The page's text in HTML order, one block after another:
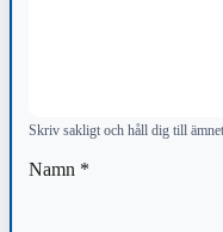
Skriv sakligt och håll dig till
Namn *